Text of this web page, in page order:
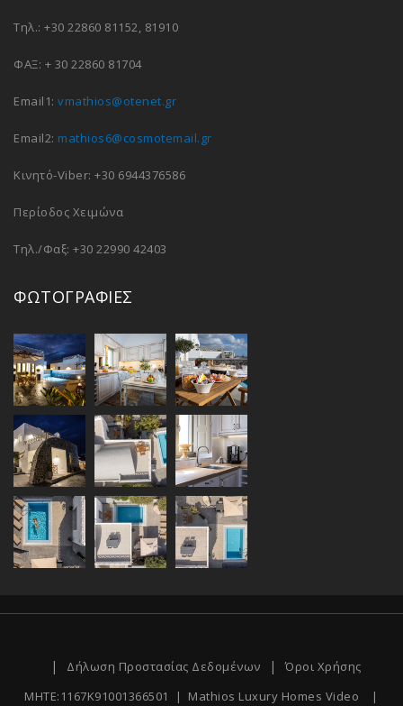
Τηλ.: +30 22860 81152, 81910
ΦΑΞ: + 30 22860 81704
Email1: vmathios@otenet.gr
Email2: mathios6@cosmotemail.gr
Κινητό-Viber: +30 6944376586
Περίοδος Χειμώνα
Τηλ./Φαξ: +30 22990 42403
ΦΩΤΟΓΡΑΦΙΕΣ
| Δήλωση Προστασίας Δεδομένων |
Όροι Χρήσης
MHTE:1167K91001366501 | Mathios Luxury Homes Video |